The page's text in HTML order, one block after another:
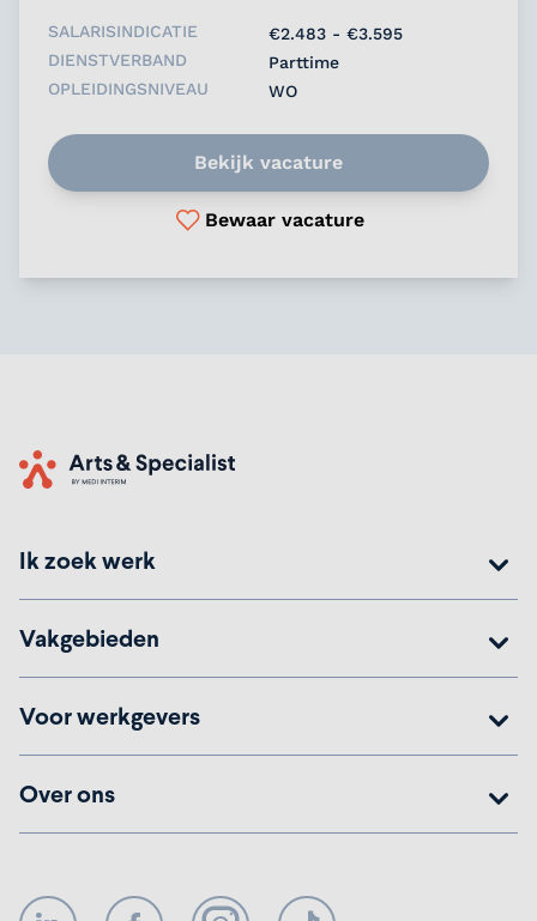
SALARISINDICATIE
€2.483 - €3.595
DIENSTVERBAND
Parttime
OPLEIDINGSNIVEAU
WO
Bekijk vacature
Bewaar vacature
Home
Ik zoek werk
Vakgebieden
Voor werkgevers
Over ons